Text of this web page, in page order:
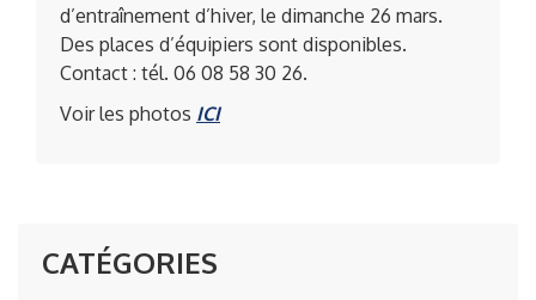
d’entraînement d’hiver, le dimanche 26 mars.
Des places d’équipiers sont disponibles.
Contact : tél. 06 08 58 30 26.
Voir les photos ICI
CATÉGORIES